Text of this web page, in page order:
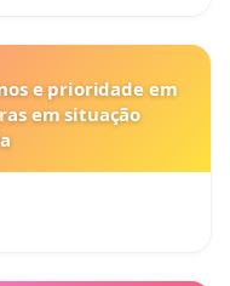
e prioridade em
em situação